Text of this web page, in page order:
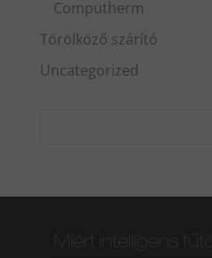
Computherm
Törölköző szárító
Uncategorized